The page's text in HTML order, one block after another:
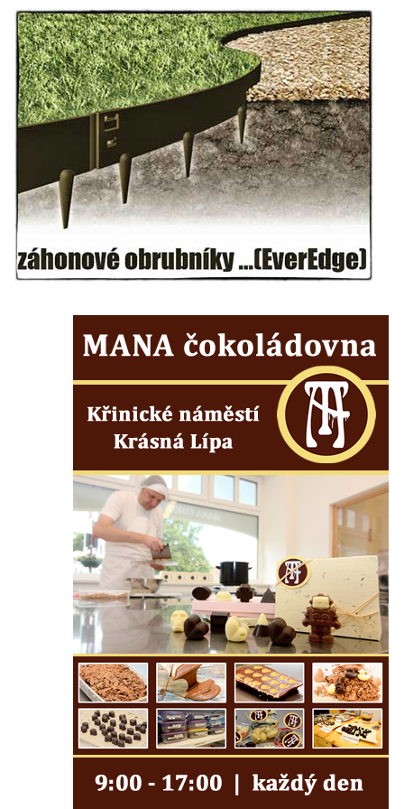
Hrob Emmy Veidl na hřbitově v Lužici
Hrob rodiny Tropschuh na hřbitově v Lužici
Hrob faráře Josef Ottla na hřbitově v
Kozlech
Hrob rodiny Cífkovy na hřbitově v Kozlech
Hrobka rodiny Fuchs u papírny v České
Kamenici
Hrob Zdeňka Nedvěda na hřbitově ve
Sloupu v Čechách
Hrob Ferdinanda Břetislava Mikovce na
hřbitově ve Sloupu v Čechách
Hrob rodiny Haina na hřbitově v Krásné u
Pěnčína
Pěnčína
Hrob rodiny Kundlatsch-Lucke na hřbitově v
Krásné u Pěnčína
Hrob Friedricha Hoffmanna na hřbitově v
Šumburku nad Desnou – Tanvaldu
Hrob rodiny Dulde na hřbitově v Šumburku
nad Desnou – Tanvaldu
Hrob manželů Stumpe na hřbitově v
Šumburku nad Desnou – Tanvaldu
Hrob Waltera Pochmanna na hřbitově v
Šumburku nad Desnou – Tanvaldu
Hrob rodiny Pochmannových na hřbitově v
Šumburku nad Desnou – Tanvaldu
Hrob Oskara Josefa Heyera na hřbitově ve
Starých Křečanech